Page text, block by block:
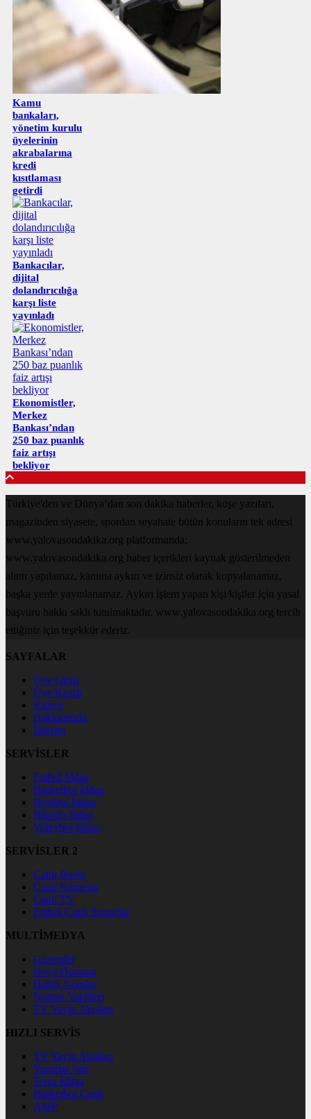
Kamu
bankaları,
yönetim kurulu
üyelerinin
akrabalarına
kredi
kısıtlaması
getirdi
Bankacılar,
dijital
dolandırıcılığa
karşı liste
yayınladı
Ekonomistler,
Merkez
Bankası’ndan
250 baz puanlık
faiz artışı
bekliyor
Türkiye'den ve Dünya’dan son dakika haberler, köşe yazıları,
magazinden siyasete, spordan seyahate bütün konuların tek adresi
www.yalovasondakika.org platformunda;
www.yalovasondakika.org haber içerikleri kaynak gösterilmeden
alıntı yapılamaz, kanuna aykırı ve izinsiz olarak kopyalanamaz,
başka yerde yayınlanamaz. Aykırı işlem yapan kişi/kişiler için yasal
başvuru hakkı saklı tutulmaktadır. www.yalovasondakika.org tercih
ettiğiniz için teşekkür ederiz.
SAYFALAR
Üye Girişi
Üye Kaydı
Künye
Hakkımızda
İletişim
SERVİSLER
Futbol İddaa
Basketbol İddaa
Hentbol İddaa
Bilardo İddaa
Voleybol İddaa
SERVİSLER 2
Canlı Borsa
Canlı Sonuçlar
Canlı TV
Futbol Canlı Sonuçlar
MULTİMEDYA
Gazeteler
Hava Durumu
Haber Gönder
Namaz Vakitleri
TV Yayın Akışları
HIZLI SERVİS
TV Yayın Akışları
Yazarlar Site
Tenis İddaa
Basketbol Canlı
AMP